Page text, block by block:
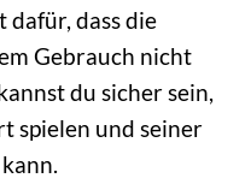
dass die
Gebrauch nicht
du sicher sein,
spielen und seiner